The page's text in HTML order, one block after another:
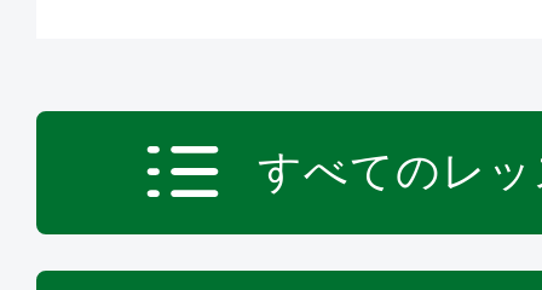
すべてのレ